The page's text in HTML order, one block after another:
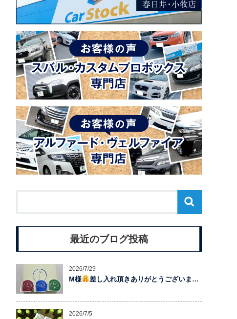
最近のブログ投稿
2026/7/29
M様 差し入れ頂きありがとうございま…
2026/7/5